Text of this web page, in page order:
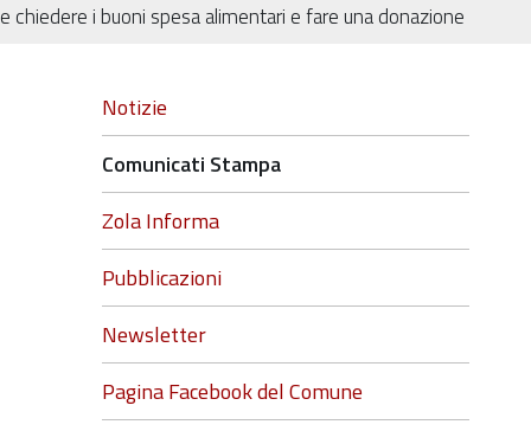
i buoni spesa alimentari e fare una donazione
Navigazione
Notizie
Comunicati Stampa
Zola Informa
Pubblicazioni
Newsletter
Pagina Facebook del Comune